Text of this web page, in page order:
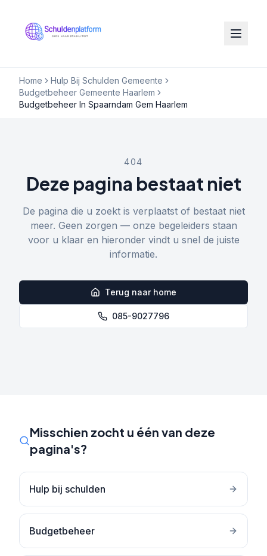
Home
Hulp Bij Schulden Gemeente
Budgetbeheer Gemeente Haarlem
Budgetbeheer In Spaarndam Gem Haarlem
404
Deze pagina bestaat niet
De pagina die u zoekt is verplaatst of bestaat niet
meer. Geen zorgen — onze begeleiders staan
voor u klaar en hieronder vindt u snel de juiste
informatie.
Terug naar home
085-9027796
Misschien zocht u één van deze
pagina's?
Hulp bij schulden
Budgetbeheer